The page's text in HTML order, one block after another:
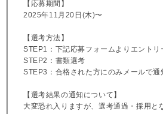
【応募期間】
2025年11月20日(木)〜
【選考方法】
STEP1：下記応募フォームよりエントリ
STEP2：書類選考
STEP3：合格された方にのみメールで通
【選考結果の通知について】
大変恐れ入りますが、選考通過・採用と